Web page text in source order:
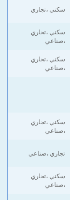
سكني ،تجاري
سكني ،تجاري
،صناعي
سكني ،تجاري
،صناعي
سكني ،تجاري
،صناعي
تجاري ،صناعي
سكني ،تجاري
،صناعي